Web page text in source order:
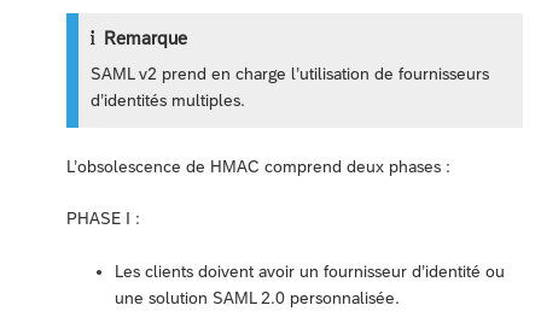
Remarque
SAML v2 prend en charge l’utilisation de fournisseurs
d’identités multiples.
L’obsolescence de HMAC comprend deux phases :
PHASE I :
Les clients doivent avoir un fournisseur d’identité ou
une solution SAML 2.0 personnalisée.